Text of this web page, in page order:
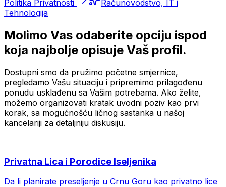
Politika Privatnosti
Računovodstvo, IT i
Tehnologija
Molimo Vas odaberite opciju ispod
koja najbolje opisuje Vaš profil.
Dostupni smo da pružimo početne smjernice,
pregledamo Vašu situaciju i pripremimo prilagođenu
ponudu usklađenu sa Vašim potrebama. Ako želite,
možemo organizovati kratak uvodni poziv kao prvi
korak, sa mogućnošću ličnog sastanka u našoj
kancelariji za detaljniju diskusiju.
Privatna Lica i Porodice Iseljenika
Da li planirate preseljenje u Crnu Goru kao privatno lice